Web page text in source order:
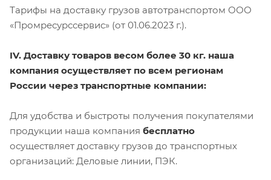
Тарифы на доставку грузов автотранспортом ООО
«Промресурссервис» (от 01.06.2023 г.).
IV. Доставку товаров весом более 30 кг. наша
компания осуществляет по всем регионам
России через транспортные компании:
Для удобства и быстроты получения покупателями
продукции наша компания бесплатно
осуществляет доставку грузов до транспортных
организаций: Деловые линии, ПЭК.